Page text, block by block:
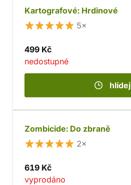
Kartografové: Hrdinové
5×
499 Kč
nedostupné
hlídej
Zombicide: Do zbraně
2×
619 Kč
vyprodáno